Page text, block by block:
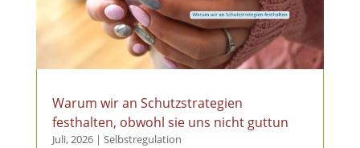
Warum wir an Schutzstrategien
festhalten, obwohl sie uns nicht guttun
Juli, 2026| Selbstregulation